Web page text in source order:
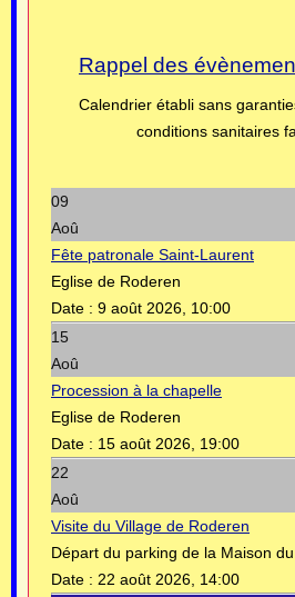
Rappel des
Calendrier établi sans
conditions sanitaires
09
Aoû
Fête patronale Saint-Laurent
Eglise de Roderen
Date : 9 août 2026, 10:00
15
Aoû
Procession à la chapelle
Eglise de Roderen
Date : 15 août 2026, 19:00
22
Aoû
Visite du Village de Roderen
Départ du parking de la Maison du
Date : 22 août 2026, 14:00